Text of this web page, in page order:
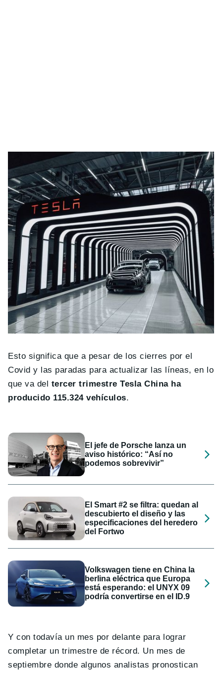
Esto significa que a pesar de los cierres por el
Covid y las paradas para actualizar las líneas, en lo
que va del tercer trimestre Tesla China ha
producido 115.324 vehículos.
El jefe de Porsche lanza un
aviso histórico: “Así no
podemos sobrevivir”
El Smart #2 se filtra: quedan al
descubierto el diseño y las
especificaciones del heredero
del Fortwo
Volkswagen tiene en China la
berlina eléctrica que Europa
está esperando: el UNYX 09
podría convertirse en el ID.9
Y con todavía un mes por delante para lograr
completar un trimestre de récord. Un mes de
septiembre donde algunos analistas pronostican